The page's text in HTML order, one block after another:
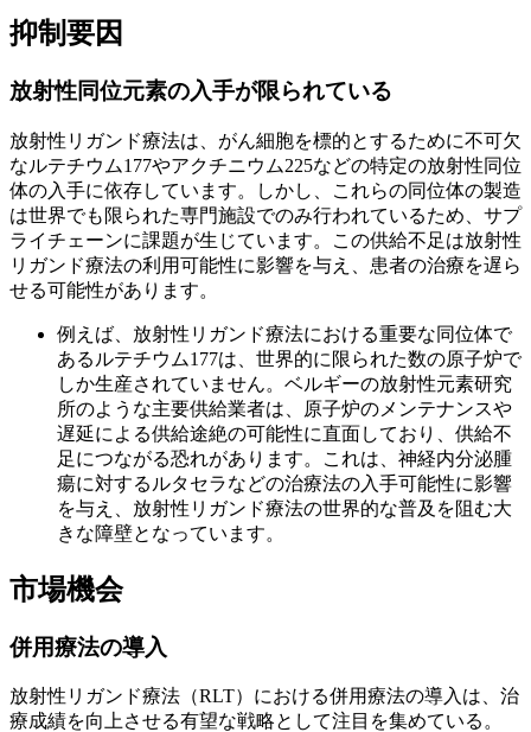
抑制要因
放射性同位元素の入手が限られている
放射性リガンド療法は、がん細胞を標的とするために不可欠
なルテチウム177やアクチニウム225などの特定の放射性同位
体の入手に依存しています。しかし、これらの同位体の製造
は世界でも限られた専門施設でのみ行われているため、サプ
ライチェーンに課題が生じています。この供給不足は放射性
リガンド療法の利用可能性に影響を与え、患者の治療を遅ら
せる可能性があります。
例えば、放射性リガンド療法における重要な同位体で
あるルテチウム177は、世界的に限られた数の原子炉で
しか生産されていません。ベルギーの放射性元素研究
所のような主要供給業者は、原子炉のメンテナンスや
遅延による供給途絶の可能性に直面しており、供給不
足につながる恐れがあります。これは、神経内分泌腫
瘍に対するルタセラなどの治療法の入手可能性に影響
を与え、放射性リガンド療法の世界的な普及を阻む大
きな障壁となっています。
市場機会
併用療法の導入
放射性リガンド療法（RLT）における併用療法の導入は、治
療成績を向上させる有望な戦略として注目を集めている。